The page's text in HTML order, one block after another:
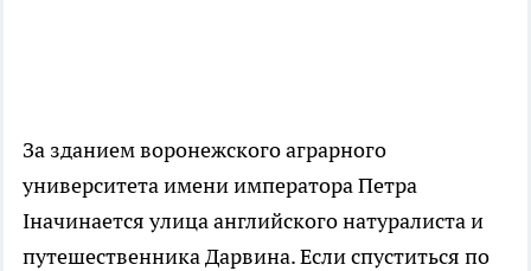
За зданием воронежского аграрного
университета имени императора Петра
Iначинается улица английского натуралиста и
путешественника Дарвина. Если спуститься по